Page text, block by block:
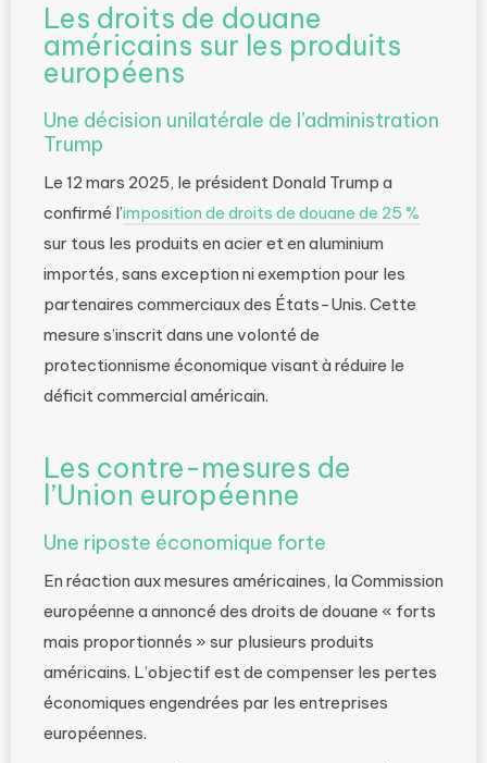
Les droits de douane
américains sur les produits
européens
Une décision unilatérale de l’administration
Trump
Le 12 mars 2025, le président Donald Trump a
confirmé l’imposition de droits de douane de 25 %
sur tous les produits en acier et en aluminium
importés, sans exception ni exemption pour les
partenaires commerciaux des États-Unis. Cette
mesure s’inscrit dans une volonté de
protectionnisme économique visant à réduire le
déficit commercial américain.
Les contre-mesures de
l’Union européenne
Une riposte économique forte
En réaction aux mesures américaines, la Commission
européenne a annoncé des droits de douane « forts
mais proportionnés » sur plusieurs produits
américains. L’objectif est de compenser les pertes
économiques engendrées par les entreprises
européennes.